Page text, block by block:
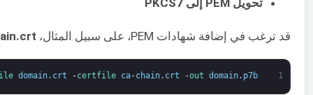
قد ترغب في إضافة شهادات PEM، على سبيل المثال،
1
domain. crt -certfile ca-chain. crt -out domain. p7b